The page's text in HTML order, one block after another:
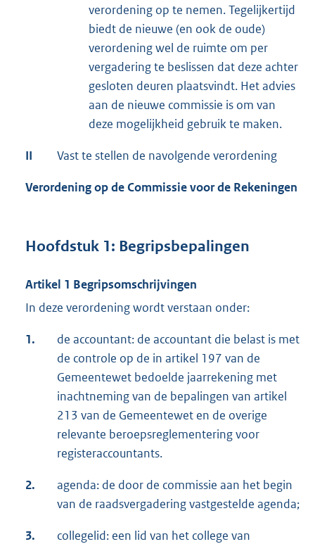
verordening op te nemen. Tegelijkertijd
biedt de nieuwe (en ook de oude)
verordening wel de ruimte om per
vergadering te beslissen dat deze achter
gesloten deuren plaatsvindt. Het advies
aan de nieuwe commissie is om van
deze mogelijkheid gebruik te maken.
II Vast te stellen de navolgende verordening
Verordening op de Commissie voor de Rekeningen
Hoofdstuk 1: Begripsbepalingen
Artikel 1 Begripsomschrijvingen
In deze verordening wordt verstaan onder:
1.
de accountant: de accountant die belast is met
de controle op de in artikel 197 van de
Gemeentewet bedoelde jaarrekening met
inachtneming van de bepalingen van artikel
213 van de Gemeentewet en de overige
relevante beroepsreglementering voor
registeraccountants.
2.
agenda: de door de commissie aan het begin
van de raadsvergadering vastgestelde agenda;
3.
collegelid: een lid van het college van